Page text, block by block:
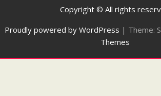
Copyright © All rights
Proudly powered by WordPress | Theme:
Themes